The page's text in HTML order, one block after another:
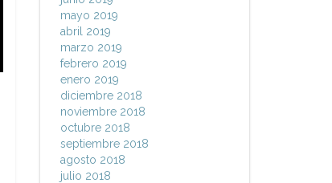
mayo 2019
abril 2019
marzo 2019
febrero 2019
enero 2019
diciembre 2018
noviembre 2018
octubre 2018
septiembre 2018
agosto 2018
julio 2018